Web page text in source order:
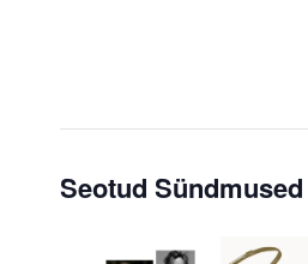
Seotud Sündmused